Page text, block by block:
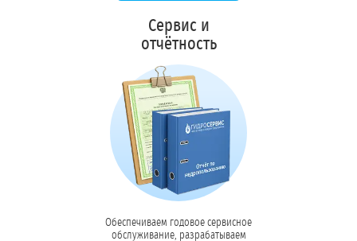
подземных вод.
Сервис и
отчётность
Обеспечиваем годовое сервисное
обслуживание, разрабатываем